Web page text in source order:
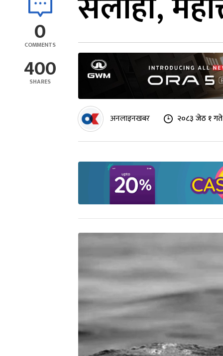
0
COMMENTS
400
SHARES
अनलाइनखबर २०८३ जेठ १